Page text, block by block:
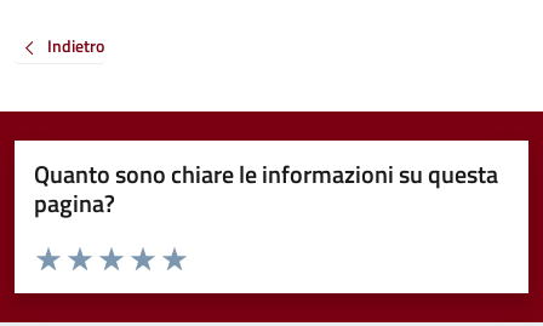
Indietro
Quanto sono chiare le informazioni su questa
pagina?
Valuta da 1 a 5 stelle la pagina
Valuta 5 stelle su 5
Valuta 4 stelle su 5
Valuta 3 stelle su 5
Valuta 2 stelle su 5
Valuta 1 stelle su 5